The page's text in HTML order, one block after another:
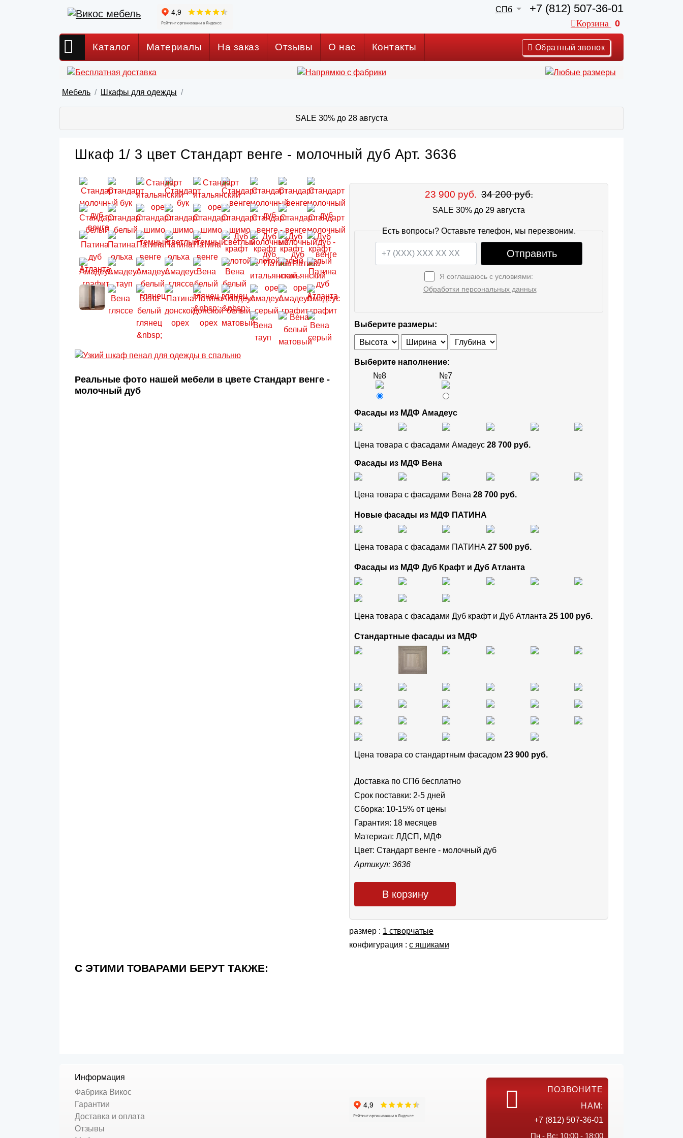
СПб +7 (812) 507-36-01
Корзина 0
Каталог Материалы На заказ Отзывы О нас Контакты Обратный звонок
Мебель Шкафы для одежды
SALE 30% до 28 августа
Шкаф 1/ 3 цвет Стандарт венге - молочный дуб Арт. 3636
Реальные фото нашей мебели в цвете Стандарт венге -
молочный дуб
23 900 руб. 34 200 руб.
SALE 30% до 29 августа
Есть вопросы? Оставьте телефон, мы перезвоним.
Отправить
Я соглашаюсь с условиями:
Обработки персональных данных
Выберите размеры:
Выберите наполнение:
№8
№7
Фасады из МДФ Амадеус
Цена товара с фасадами Амадеус 28 700 руб.
Фасады из МДФ Вена
Цена товара с фасадами Вена 28 700 руб.
Новые фасады из МДФ ПАТИНА
Цена товара с фасадами ПАТИНА 27 500 руб.
Фасады из МДФ Дуб Крафт и Дуб Атланта
Цена товара с фасадами Дуб крафт и Дуб Атланта 25 100 руб.
Стандартные фасады из МДФ
Цена товара cо стандартным фасадом 23 900 руб.
Доставка по СПб бесплатно
Срок поставки: 2-5 дней
Сборка: 10-15% от цены
Гарантия: 18 месяцев
Материал: ЛДСП, МДФ
Цвет: Стандарт венге - молочный дуб
Артикул: 3636
В корзину
размер : 1 створчатые
конфигурация : с ящиками
С ЭТИМИ ТОВАРАМИ БЕРУТ ТАКЖЕ:
Информация
Фабрика Викос
Гарантии
Доставка и оплата
Отзывы
ПОЗВОНИТЕ
НАМ:
+7 (812) 507-36-01
Пн - Вс: 10:00 - 18:00